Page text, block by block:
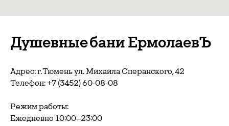
Душевные бани ЕрмолаевЪ
Адрес: г. Тюмень ул. Михаила Сперанского, 42
Телефон:+7 (3452) 60-08-08
Режим работы:
Ежедневно 10:00–23:00